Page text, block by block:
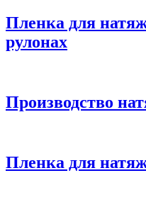
Пленка для
рулонах
Производство
Пленка для